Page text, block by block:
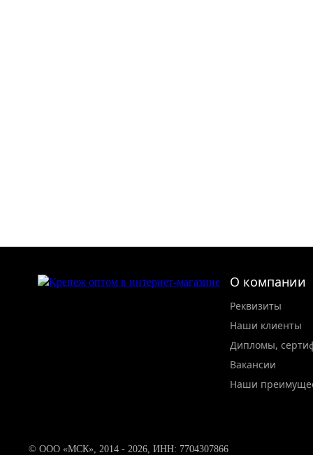
О компании
Реквизиты
Наши клиенты
Дипломы,
Вакансии
Наши
© ООО «МСК», 2014 - 2026, ИНН: 7704307866